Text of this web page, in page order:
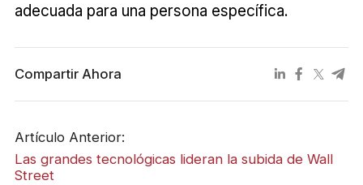
adecuada para una persona específica.
Compartir Ahora
Artículo Anterior:
Las grandes tecnológicas lideran la subida de Wall
Street